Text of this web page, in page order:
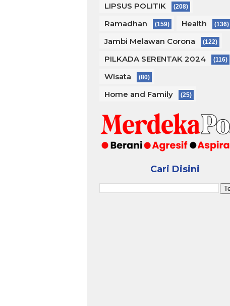
LIPSUS POLITIK (208)
Ramadhan (159) Health (136)
Jambi Melawan Corona (122)
PILKADA SERENTAK 2024 (116)
Wisata (80)
Home and Family (25)
Cari Disini